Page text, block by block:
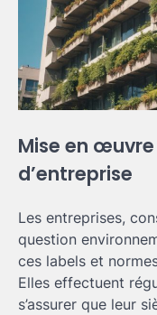
Mise en
d’entreprise
Les entreprises,
question
ces labels et
Elles effectuent
s’assurer que leur